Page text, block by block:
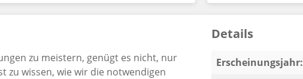
zu meistern, genügt es nicht, nur
zu wissen, wie wir die notwendigen
Details
Erscheinungsjahr: